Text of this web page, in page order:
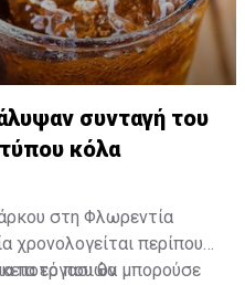
συνταγή του
κόλα
στη Φλωρεντία
χρονολογείται περίπου
ποτό που θα μπορούσε
εργασιών